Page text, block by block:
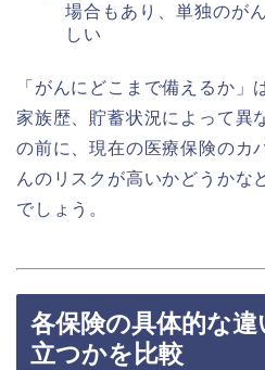
場合もあり、単独のが
しい
「がんにどこまで備えるか」
家族歴、貯蓄状況によって異
の前に、現在の医療保険のカ
んのリスクが高いかどうかな
でしょう。
各保険の具体的な
立つかを比較